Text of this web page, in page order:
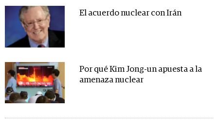
El acuerdo nuclear con Irán
Por qué Kim Jong-un apuesta a la
amenaza nuclear